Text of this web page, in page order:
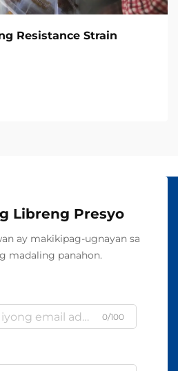
Resistance Strain
Libreng Presyo
ay makikipag-ugnayan sa
madaling panahon.
0/100